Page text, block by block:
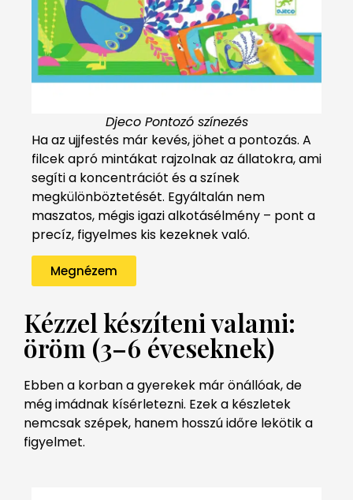
Djeco Pontozó színezés
Ha az ujjfestés már kevés, jöhet a pontozás. A
filcek apró mintákat rajzolnak az állatokra, ami
segíti a koncentrációt és a színek
megkülönböztetését. Egyáltalán nem
maszatos, mégis igazi alkotásélmény – pont a
precíz, figyelmes kis kezeknek való.
Megnézem
Kézzel készíteni valami:
öröm (3–6 éveseknek)
Ebben a korban a gyerekek már önállóak, de
még imádnak kísérletezni. Ezek a készletek
nemcsak szépek, hanem hosszú időre lekötik a
figyelmet.